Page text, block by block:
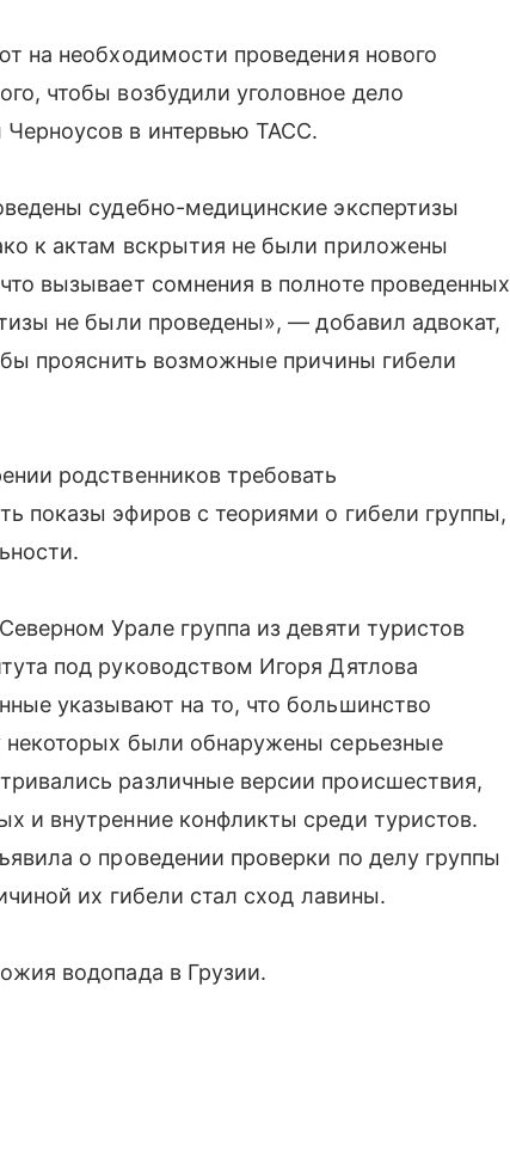
на необходимости проведения нового
чтобы возбудили уголовное дело
в интервью ТАСС.
судебно-медицинские экспертизы
к актам вскрытия не были приложены
вызывает сомнения в полноте проведенных
не были проведены», — добавил адвокат,
прояснить возможные причины гибели
родственников требовать
показы эфиров с теориями о гибели группы,
Урале группа из девяти туристов
под руководством Игоря Дятлова
указывают на то, что большинство
некоторых были обнаружены серьезные
различные версии происшествия,
и внутренние конфликты среди туристов.
о проведении проверки по делу группы
их гибели стал сход лавины.
водопада в Грузии.